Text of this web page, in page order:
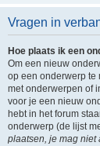
Vragen in
Hoe plaats ik een
Om een nieuw
op een onderwerp te
met onderwerpen of
voor je een nieuw
hebt in het forum
onderwerp (de lijst
plaatsen, je mag niet